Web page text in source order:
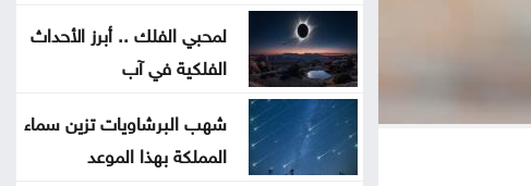
عطالله: الوصاية الهاشمية صمام أمان
للمقدسات في القدس
أعيان: مواقف الملك تعكس التزامًا
أردنيًا راسخًا بالدفاع عن القدس
لمحبي الفلك .. أبرز الأحداث
الفلكية في آب
شهب البرشاويات تزين سماء
المملكة بهذا الموعد